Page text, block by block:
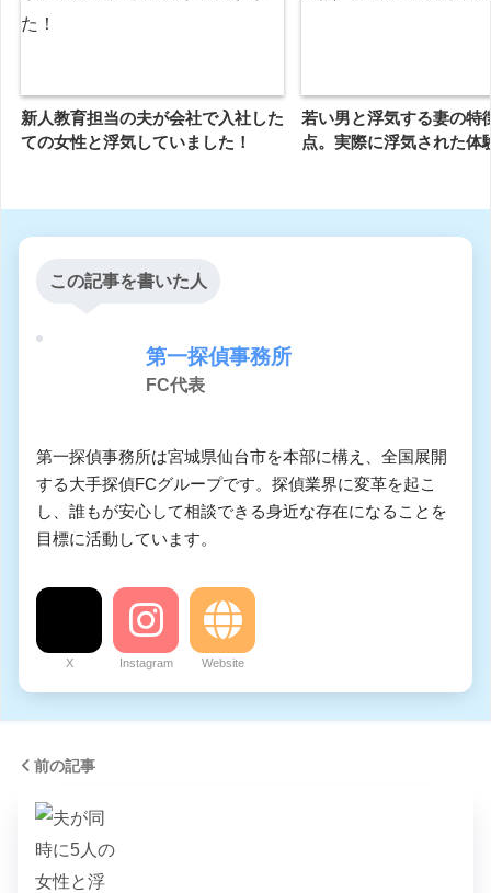
新人教育担当の夫が会社で入社した
ての女性と浮気していました！
若い男と浮気する妻の特
点。実際に浮気された体
この記事を書いた人
第一探偵事務所
FC代表
第一探偵事務所は宮城県仙台市を本部に構え、全国展開
する大手探偵FCグループです。探偵業界に変革を起こ
し、誰もが安心して相談できる身近な存在になることを
目標に活動しています。
X Instagram Website
前の記事